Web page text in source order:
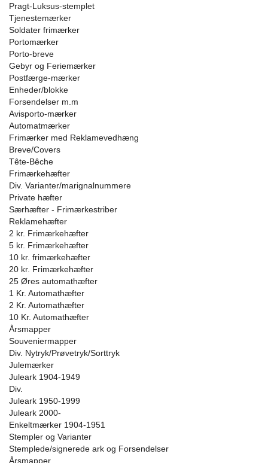
Pragt-Luksus-stemplet
Tjenestemærker
Soldater frimærker
Portomærker
Porto-breve
Gebyr og Feriemærker
Postfærge-mærker
Enheder/blokke
Forsendelser m.m
Avisporto-mærker
Automatmærker
Frimærker med Reklamevedhæng
Breve/Covers
Tête-Bêche
Frimærkehæfter
Div. Varianter/marignalnummere
Private hæfter
Særhæfter - Frimærkestriber
Reklamehæfter
2 kr. Frimærkehæfter
5 kr. Frimærkehæfter
10 kr. frimærkehæfter
20 kr. Frimærkehæfter
25 Øres automathæfter
1 Kr. Automathæfter
2 Kr. Automathæfter
10 Kr. Automathæfter
Årsmapper
Souveniermapper
Div. Nytryk/Prøvetryk/Sorttryk
Julemærker
Juleark 1904-1949
Div.
Juleark 1950-1999
Juleark 2000-
Enkeltmærker 1904-1951
Stempler og Varianter
Stemplede/signerede ark og Forsendelser
Årsmapper